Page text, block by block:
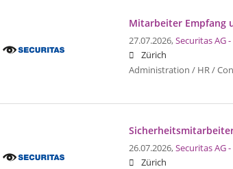
Mitarbeiter Empfang
27.07.2026,Securitas AG
Zürich
Administration / HR /
26.07.2026,Securitas AG
Zürich